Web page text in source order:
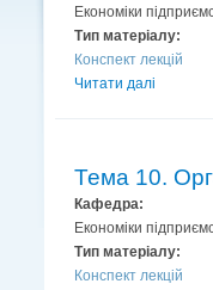
Економіки
Тип матеріалу:
Конспект лекцій
Читати далі
Тема 10.
Кафедра:
Економіки
Тип матеріалу:
Конспект лекцій